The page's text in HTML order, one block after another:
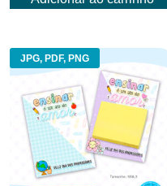
JPG, PDF, PNG